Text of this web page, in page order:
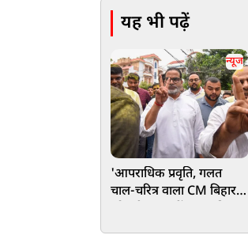
यह भी पढ़ें
न्यूज
'आपराधिक प्रवृति, गलत
चाल-चरित्र वाला CM बिहार